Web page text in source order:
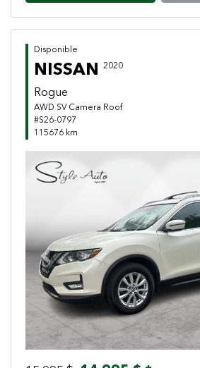
Disponible
NISSAN 2020
Rogue
AWD SV Camera Roof
#S26-0797
115676 km
Previous